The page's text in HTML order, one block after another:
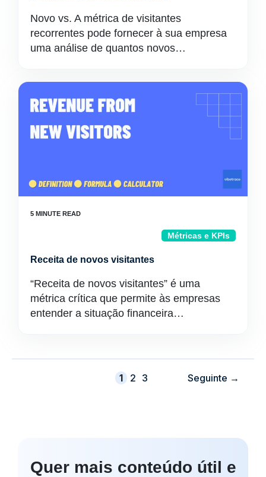
Novo vs. A métrica de visitantes
recorrentes pode fornecer à sua empresa
uma análise de quantos novos…
Métricas e KPIs
Receita de novos visitantes
“Receita de novos visitantes” é uma
métrica crítica que permite às empresas
entender a situação financeira…
Página
1 Página
2 Página
3 Seguinte →
Quer mais conteúdo útil e